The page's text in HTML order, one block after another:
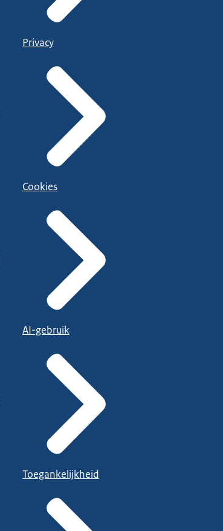
Privacy
Cookies
AI-gebruik
Toegankelijkheid